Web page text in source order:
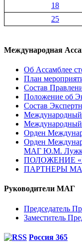
18
25
Международная
Об Ассамблее
План
Состав
Положение об
Состав
Международный
Международный
Орден
Орден
МАГ Ю.М.
ПОЛОЖЕНИЕ
ПАРТНЕРЫ
Руководители МАГ
Председатель
Заместитель
Россия 365